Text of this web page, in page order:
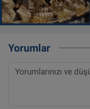
Yorumlar